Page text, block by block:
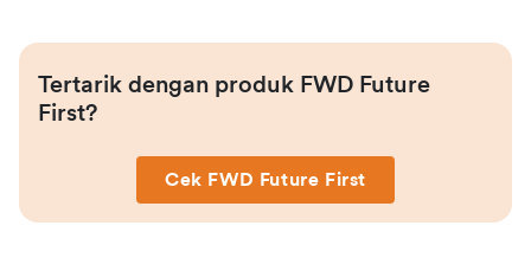
Tertarik dengan produk FWD Future
First?
Cek FWD Future First